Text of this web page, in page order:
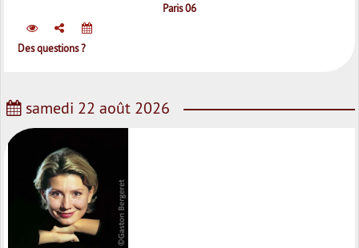
Paris 06
Des questions ?
samedi 22 août 2026